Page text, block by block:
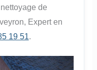
de
Expert en
19 51.